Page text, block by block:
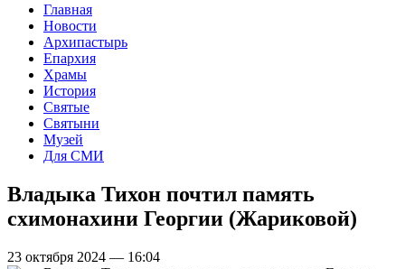
Главная
Новости
Архипастырь
Епархия
Храмы
История
Святые
Святыни
Музей
Для СМИ
Владыка Тихон почтил память
схимонахини Георгии (Жариковой)
23 октября 2024 — 16:04